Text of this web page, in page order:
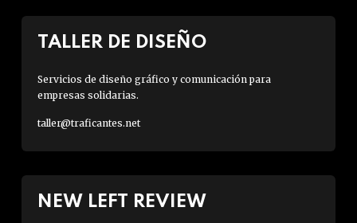
TALLER DE DISEÑO
Servicios de diseño gráfico y comunicación para
empresas solidarias.
taller@traficantes.net
NEW LEFT REVIEW